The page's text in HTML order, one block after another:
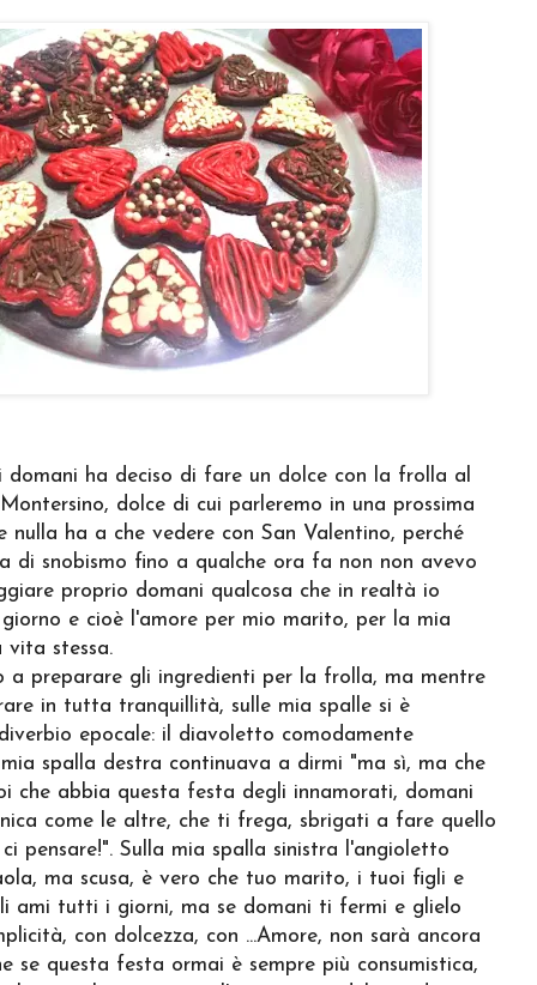
domani ha deciso di fare un dolce con la frolla al
dolce di cui parleremo in una prossima
nulla ha a che vedere con San Valentino, perché
di snobismo fino a qualche ora fa non non avevo
proprio domani qualcosa che in realtà io
e cioè l'amore per mio marito, per la mia
vita stessa.
a preparare gli ingredienti per la frolla, ma mentre
in tutta tranquillità, sulle mia spalle si è
epocale: il diavoletto comodamente
spalla destra continuava a dirmi "ma sì, ma che
che abbia questa festa degli innamorati, domani
come le altre, che ti frega, sbrigati a fare quello
pensare!". Sulla mia spalla sinistra l'angioletto
ma scusa, è vero che tuo marito, i tuoi figli e
ami tutti i giorni, ma se domani ti fermi e glielo
con dolcezza, con ...Amore, non sarà ancora
se questa festa ormai è sempre più consumistica,